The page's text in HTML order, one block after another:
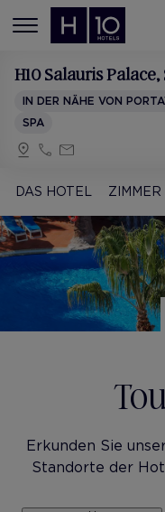
MENÚ
H10 Salauris Palace,
IN DER NÄHE VON
SPA
DAS HOTEL ZIMMER
Erkunden Sie
Standorte der